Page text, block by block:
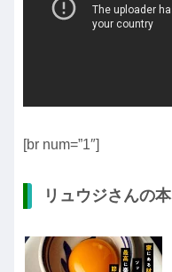
[br num=”1″]
リュウジさんの本